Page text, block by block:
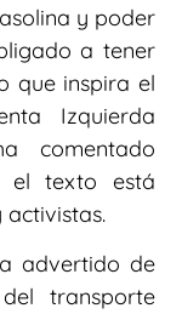
y poder
a tener
que inspira el
Izquierda
comentado
el texto está
advertido de
transporte